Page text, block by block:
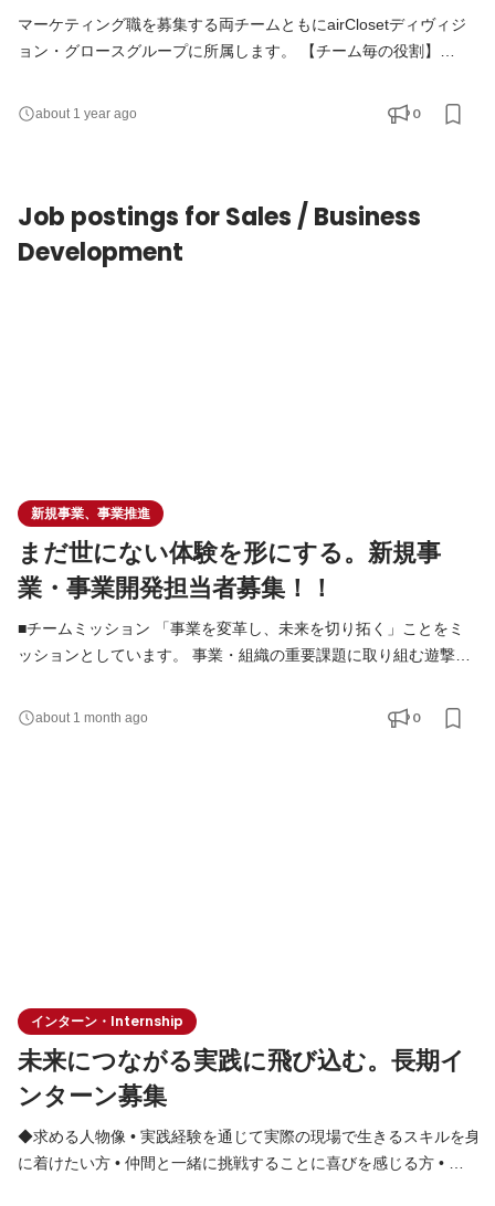
マーケティング職を募集する両チームともにairClosetディヴィジ
ョン・グロースグループに所属します。 【チーム毎の役割】
拓する」をミッションに、 お客様の心を動かし、新しい行動を巻
き起こすことで、新規会員を最大化する役割を担います。 単なる
Relations
about 1 year ago 0
Job postings for Sales / Business
Development
新規事業、事業推進
まだ世にない体験を形にする。新規事
業・事業開発担当者募集！！
■チームミッション 「事業を変革し、未来を切り拓く」ことをミ
ッションとしています。 事業・組織の重要課題に取り組む遊撃部
心となります。 3~6ヶ月で成果を出し、次のプロジェクトへ移行
します。 3~5個ほどのプロジェクトを同時並行で推進します。 ■
about 1 month ago 0
インターン・Internship
未来につながる実践に飛び込む。長期イ
ンターン募集
◆求める人物像 • 実践経験を通じて実際の現場で生きるスキルを身
に着けたい方 • 仲間と一緒に挑戦することに喜びを感じる方 • 自